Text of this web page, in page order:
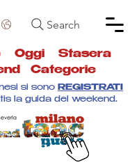
Search
Oggi Stasera
Categorie
si sono REGISTRATI
la guida del weekend.